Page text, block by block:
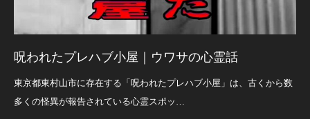
呪われたプレハブ小屋｜ウワサの心霊話
東京都東村山市に存在する「呪われたプレハブ小屋」は、古くから数
多くの怪異が報告されている心霊スポッ…